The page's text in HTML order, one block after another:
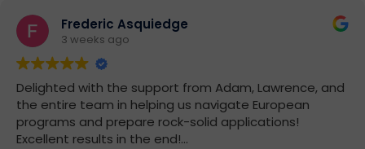
We wholeheartedly recommend Your Dream School
any family wishing to confidently prepare applications
for universities abroad.
(Translated by Google, see original)
Frederic Asquiedge
3 weeks ago
Delighted with the support from Adam, Lawrence, and
the entire team in helping us navigate European
programs and prepare rock-solid applications!
Excellent results in the end!